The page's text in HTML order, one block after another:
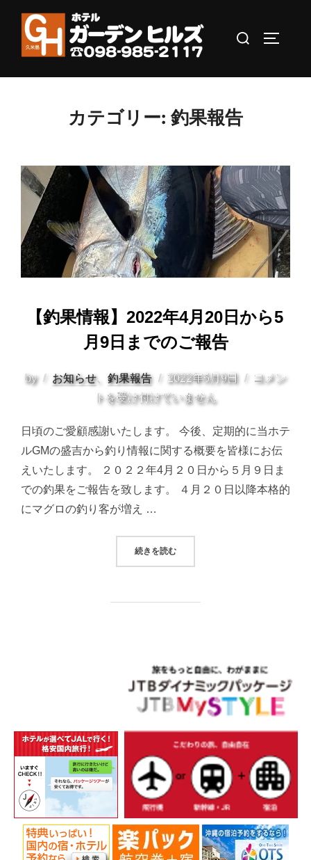
検
カテゴリー: 釣果報告
【釣果情報】2022年4月20日から5
月9日までのご報告
by お知らせ、 釣果報告
投
稿
2022年5月9日
コメン
トを受け付けていません
日頃のご愛顧感謝いたします。 今後、定期的に当ホテ
ルGMの盛吉から釣り情報に関する概要を皆様にお伝
えいたします。 ２０２２年4月２０日から５月９日ま
での釣果をご報告を致します。 ４月２０日以降本格的
にマグロの釣り客が増え …
続きを読む“【釣果情報】2022年4月20日から